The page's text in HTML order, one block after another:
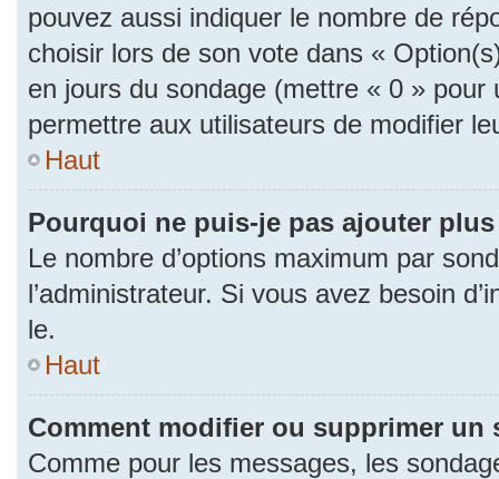
pouvez aussi indiquer le nombre de
choisir lors de son vote dans «
en jours du sondage (mettre « 0 » pour
permettre aux utilisateurs de modifier
Haut
Pourquoi ne puis-je pas ajouter
Le nombre d’options maximum par
l’administrateur. Si vous avez besoin
le.
Haut
Comment modifier ou supprimer un
Comme pour les messages, les